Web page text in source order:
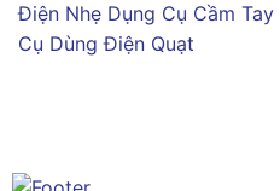
Điện Nhẹ Dụng Cụ Cầm Tay
Cụ Dùng Điện Quạt